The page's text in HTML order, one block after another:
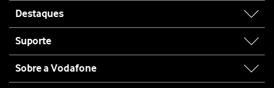
Destaques
Suporte
Sobre a Vodafone